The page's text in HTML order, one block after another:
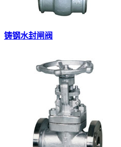
铸钢水封闸阀